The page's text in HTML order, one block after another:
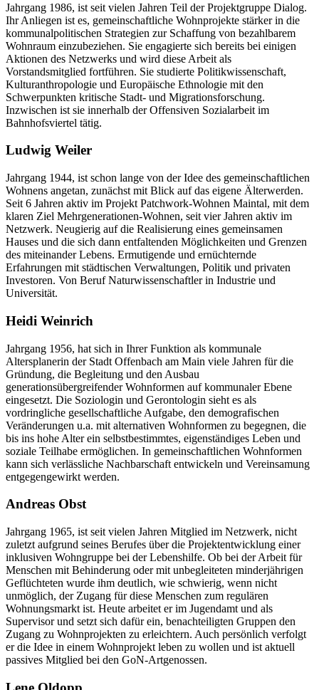
Jahrgang 1986, ist seit vielen Jahren Teil der Projektgruppe Dialog.
Ihr Anliegen ist es, gemeinschaftliche Wohnprojekte stärker in die
kommunalpolitischen Strategien zur Schaffung von bezahlbarem
Wohnraum einzubeziehen. Sie engagierte sich bereits bei einigen
Aktionen des Netzwerks und wird diese Arbeit als
Vorstandsmitglied fortführen. Sie studierte Politikwissenschaft,
Kulturanthropologie und Europäische Ethnologie mit den
Schwerpunkten kritische Stadt- und Migrationsforschung.
Inzwischen ist sie innerhalb der Offensiven Sozialarbeit im
Bahnhofsviertel tätig.
Ludwig Weiler
Jahrgang 1944, ist schon lange von der Idee des gemeinschaftlichen
Wohnens angetan, zunächst mit Blick auf das eigene Älterwerden.
Seit 6 Jahren aktiv im Projekt Patchwork-Wohnen Maintal, mit dem
klaren Ziel Mehrgenerationen-Wohnen, seit vier Jahren aktiv im
Netzwerk. Neugierig auf die Realisierung eines gemeinsamen
Hauses und die sich dann entfaltenden Möglichkeiten und Grenzen
des miteinander Lebens. Ermutigende und ernüchternde
Erfahrungen mit städtischen Verwaltungen, Politik und privaten
Investoren. Von Beruf Naturwissenschaftler in Industrie und
Universität.
Heidi Weinrich
Jahrgang 1956, hat sich in Ihrer Funktion als kommunale
Altersplanerin der Stadt Offenbach am Main viele Jahren für die
Gründung, die Begleitung und den Ausbau
generationsübergreifender Wohnformen auf kommunaler Ebene
eingesetzt. Die Soziologin und Gerontologin sieht es als
vordringliche gesellschaftliche Aufgabe, den demografischen
Veränderungen u.a. mit alternativen Wohnformen zu begegnen, die
bis ins hohe Alter ein selbstbestimmtes, eigenständiges Leben und
soziale Teilhabe ermöglichen. In gemeinschaftlichen Wohnformen
kann sich verlässliche Nachbarschaft entwickeln und Vereinsamung
entgegengewirkt werden.
Andreas Obst
Jahrgang 1965, ist seit vielen Jahren Mitglied im Netzwerk, nicht
zuletzt aufgrund seines Berufes über die Projektentwicklung einer
inklusiven Wohngruppe bei der Lebenshilfe. Ob bei der Arbeit für
Menschen mit Behinderung oder mit unbegleiteten minderjährigen
Geflüchteten wurde ihm deutlich, wie schwierig, wenn nicht
unmöglich, der Zugang für diese Menschen zum regulären
Wohnungsmarkt ist. Heute arbeitet er im Jugendamt und als
Supervisor und setzt sich dafür ein, benachteiligten Gruppen den
Zugang zu Wohnprojekten zu erleichtern. Auch persönlich verfolgt
er die Idee in einem Wohnprojekt leben zu wollen und ist aktuell
passives Mitglied bei den GoN-Artgenossen.